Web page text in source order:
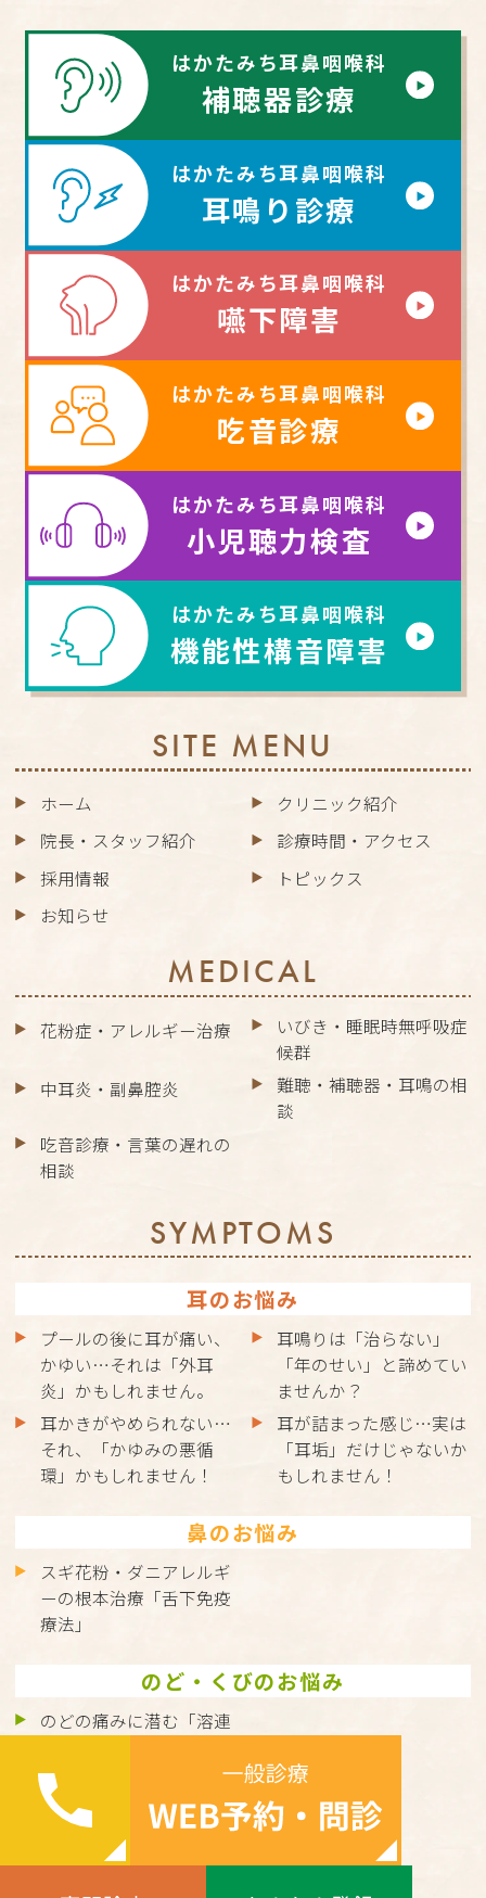
はかたみち耳鼻咽喉科
補聴器診療
はかたみち耳鼻咽喉科
耳鳴り診療
はかたみち耳鼻咽喉科
嚥下障害
はかたみち耳鼻咽喉科
吃音診療
はかたみち耳鼻咽喉科
小児聴力検査
はかたみち耳鼻咽喉科
機能性構音障害
SITE MENU
ホーム
クリニック紹介
院長・スタッフ紹介
診療時間・アクセス
採用情報
トピックス
お知らせ
MEDICAL
花粉症・アレルギー治療
いびき・睡眠時無呼吸症
候群
中耳炎・副鼻腔炎
難聴・補聴器・耳鳴の相
談
吃音診療・言葉の遅れの
相談
SYMPTOMS
耳のお悩み
プールの後に耳が痛い、
かゆい…それは「外耳
炎」かもしれません。
耳鳴りは「治らない」
「年のせい」と諦めてい
ませんか？
耳かきがやめられない…
それ、「かゆみの悪循
環」かもしれません！
耳が詰まった感じ…実は
「耳垢」だけじゃないか
もしれません！
鼻のお悩み
スギ花粉・ダニアレルギ
ーの根本治療「舌下免疫
療法」
のど・くびのお悩み
のどの痛みに潜む「溶連
理解して、しっかり治し
ましょう